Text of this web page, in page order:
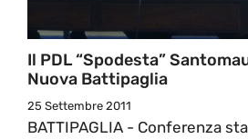
Il PDL “spodesta”
Nuova Battipaglia
25 Settembre 2011
BATTIPAGLIA - Conferenza